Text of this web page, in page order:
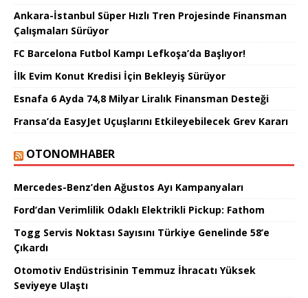
Ankara-İstanbul Süper Hızlı Tren Projesinde Finansman
Çalışmaları Sürüyor
FC Barcelona Futbol Kampı Lefkoşa’da Başlıyor!
İlk Evim Konut Kredisi İçin Bekleyiş Sürüyor
Esnafa 6 Ayda 74,8 Milyar Liralık Finansman Desteği
Fransa’da EasyJet Uçuşlarını Etkileyebilecek Grev Kararı
OTONOMHABER
Mercedes-Benz’den Ağustos Ayı Kampanyaları
Ford’dan Verimlilik Odaklı Elektrikli Pickup: Fathom
Togg Servis Noktası Sayısını Türkiye Genelinde 58’e
Çıkardı
Otomotiv Endüstrisinin Temmuz İhracatı Yüksek
Seviyeye Ulaştı